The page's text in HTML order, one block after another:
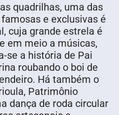
quadrilhas, uma das
e exclusivas é
cuja grande estrela é
em meio a músicas,
se a história de Pai
roubando o boi de
Há também o
Patrimônio
dança de roda circular